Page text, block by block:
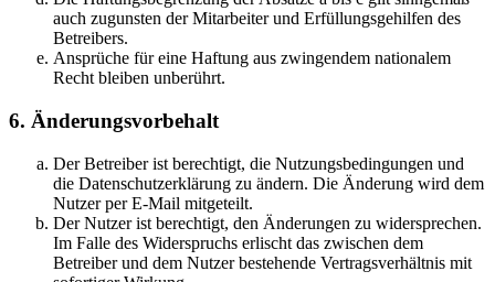
auch zugunsten der Mitarbeiter und Erfüllungsgehilfen des
Betreibers.
Ansprüche für eine Haftung aus zwingendem nationalem
Recht bleiben unberührt.
6. Änderungsvorbehalt
Der Betreiber ist berechtigt, die Nutzungsbedingungen und
die Datenschutzerklärung zu ändern. Die Änderung wird dem
Nutzer per E-Mail mitgeteilt.
Der Nutzer ist berechtigt, den Änderungen zu widersprechen.
Im Falle des Widerspruchs erlischt das zwischen dem
Betreiber und dem Nutzer bestehende Vertragsverhältnis mit